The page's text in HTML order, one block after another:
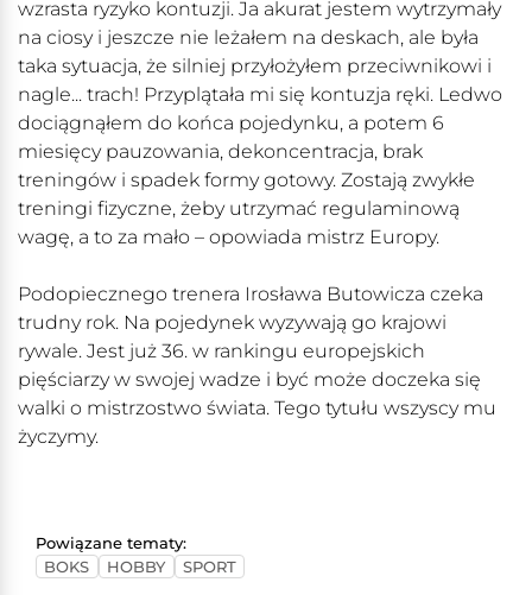
wzrasta ryzyko kontuzji. Ja akurat jestem wytrzymały
na ciosy i jeszcze nie leżałem na deskach, ale była
taka sytuacja, że silniej przyłożyłem przeciwnikowi i
nagle... trach! Przyplątała mi się kontuzja ręki. Ledwo
dociągnąłem do końca pojedynku, a potem 6
miesięcy pauzowania, dekoncentracja, brak
treningów i spadek formy gotowy. Zostają zwykłe
treningi fizyczne, żeby utrzymać regulaminową
wagę, a to za mało – opowiada mistrz Europy.
Podopiecznego trenera Irosława Butowicza czeka
trudny rok. Na pojedynek wyzywają go krajowi
rywale. Jest już 36. w rankingu europejskich
pięściarzy w swojej wadze i być może doczeka się
walki o mistrzostwo świata. Tego tytułu wszyscy mu
życzymy.
Powiązane tematy:
BOKS
HOBBY SPORT